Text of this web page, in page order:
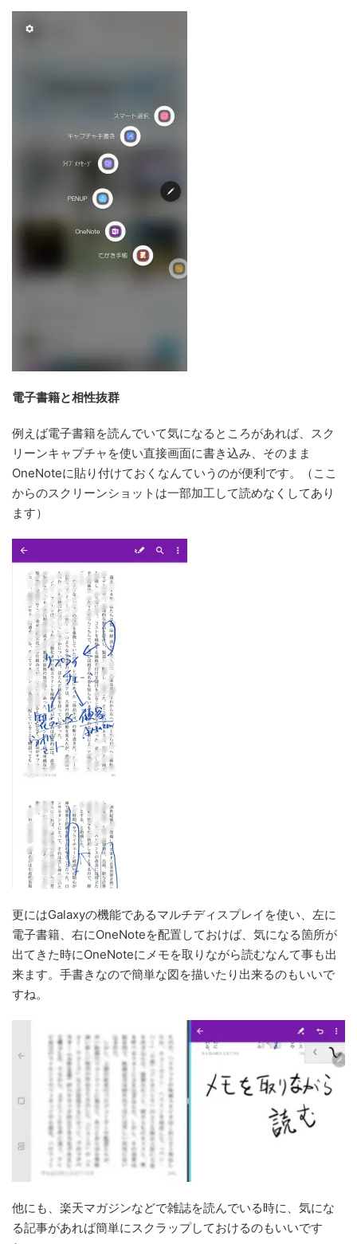
電子書籍と相性抜群
例えば電子書籍を読んでいて気になるところがあれば、スク
リーンキャプチャを使い直接画面に書き込み、そのまま
OneNoteに貼り付けておくなんていうのが便利です。（ここ
からのスクリーンショットは一部加工して読めなくしてあり
ます）
更にはGalaxyの機能であるマルチディスプレイを使い、左に
電子書籍、右にOneNoteを配置しておけば、気になる箇所が
出てきた時にOneNoteにメモを取りながら読むなんて事も出
来ます。手書きなので簡単な図を描いたり出来るのもいいで
すね。
他にも、楽天マガジンなどで雑誌を読んでいる時に、気にな
る記事があれば簡単にスクラップしておけるのもいいです